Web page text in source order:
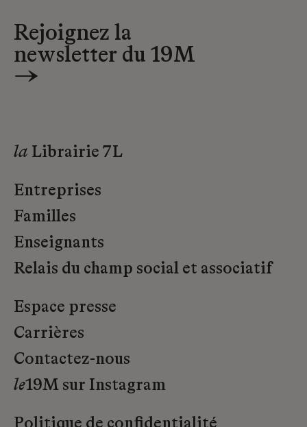
Rejoignez la
newsletter du 19M
→
la Librairie 7L
Entreprises
Familles
Enseignants
Relais du champ social et associatif
Espace presse
Carrières
Contactez-nous
le19M sur Instagram